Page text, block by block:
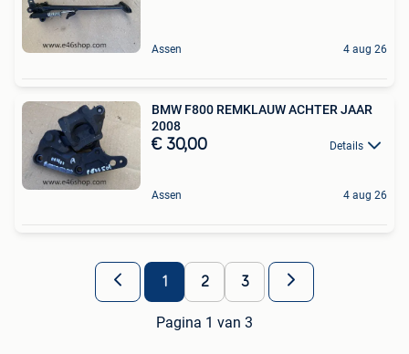
Assen 4 aug 26
BMW F800 REMKLAUW ACHTER JAAR
2008
€ 30,00 Details
Assen 4 aug 26
1 2 3
Pagina 1 van 3